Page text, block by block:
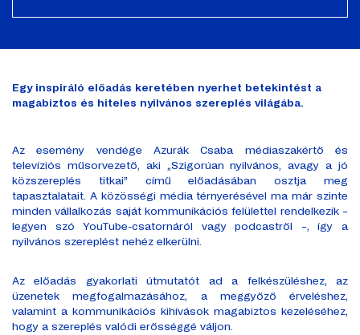
Egy inspiráló előadás keretében nyerhet betekintést a
magabiztos és hiteles nyilvános szereplés világába.
Az esemény vendége Azurák Csaba médiaszakértő és
televíziós műsorvezető, aki „Szigorúan nyilvános, avagy a jó
közszereplés titkai” című előadásában osztja meg
tapasztalatait. A közösségi média térnyerésével ma már szinte
minden vállalkozás saját kommunikációs felülettel rendelkezik –
legyen szó YouTube-csatornáról vagy podcastről –, így a
nyilvános szereplést nehéz elkerülni.
Az előadás gyakorlati útmutatót ad a felkészüléshez, az
üzenetek megfogalmazásához, a meggyőző érveléshez,
valamint a kommunikációs kihívások magabiztos kezeléséhez,
hogy a szereplés valódi erősséggé váljon.